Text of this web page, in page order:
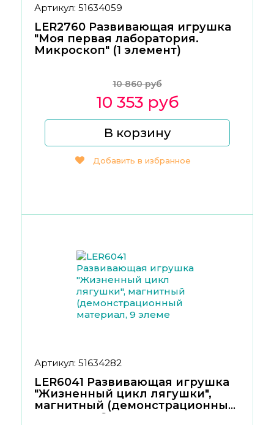
Артикул: 51634059
LER2760 Развивающая игрушка
"Моя первая лаборатория.
Микроскоп" (1 элемент)
10 860 руб
10 353 руб
В корзину
Добавить в избранное
Артикул: 51634282
LER6041 Развивающая игрушка
"Жизненный цикл лягушки",
магнитный (демонстрационный
материал, 9 элеме